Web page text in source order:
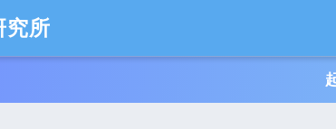
究所